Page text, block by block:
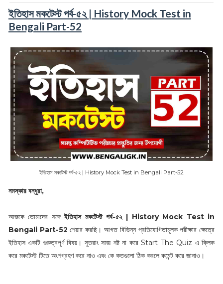
ইতিহাস মকটেস্ট পর্ব-৫২ | History Mock Test in
Bengali Part-52
ইতিহাস মকটেস্ট পর্ব-৫২ | History Mock Test in Bengali Part-52
নমস্কার বন্ধুরা,
আজকে তোমাদের সঙ্গেইতিহাস মকটেস্ট পর্ব-৫২ | History Mock Test in
Bengali Part-52 শেয়ার করছি। আগত বিভিন্ন প্রতিযোগিতামূলক পরীক্ষার ক্ষেত্রে
ইতিহাস একটি গুরুত্বপূর্ণ বিষয়। সুতরাং সময় নষ্ট না করে Start The Quiz এ ক্লিক
করে মকটেস্ট টিতে অংশগ্রহণ করে নাও এবং কে কতগুলো ঠিক করলে কমেন্ট করে জানাও।